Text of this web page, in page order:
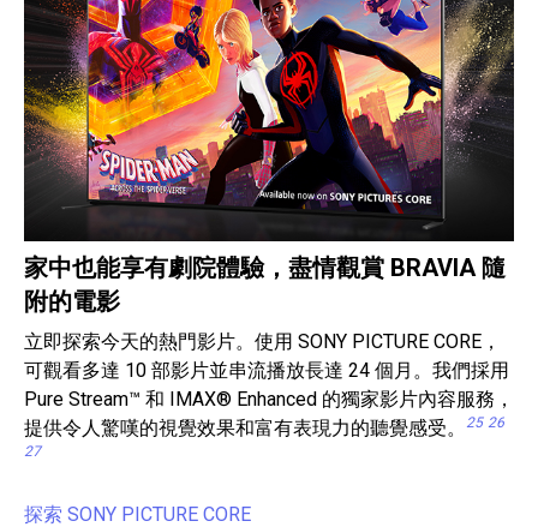
家中也能享有劇院體驗，盡情觀賞 BRAVIA 隨
附的電影
立即探索今天的熱門影片。使用 SONY PICTURE CORE，
可觀看多達 10 部影片並串流播放長達 24 個月。我們採用
Pure Stream™ 和 IMAX® Enhanced 的獨家影片內容服務，
提供令人驚嘆的視覺效果和富有表現力的聽覺感受。
25 26
27
探索 SONY PICTURE CORE